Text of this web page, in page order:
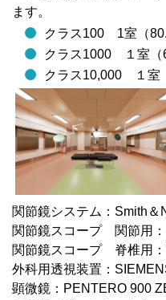
ます。
クラス100 1室（
クラス1000 １室（
クラス10,000 １室
関節鏡システム：Smith
関節鏡スコープ 関節用
関節鏡スコープ 脊椎用
外科用透視装置：
顕微鏡：PENTERO 900